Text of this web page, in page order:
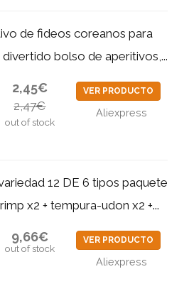
de fideos coreanos para
bolso de aperitivos,...
2,45€
2,47€
out of stock
VER PRODUCTO
Aliexpress
12 DE 6 tipos paquete
x2 + tempura-udon x2 +...
9,66€
out of stock
VER PRODUCTO
Aliexpress